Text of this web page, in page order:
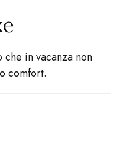
in vacanza non
comfort.